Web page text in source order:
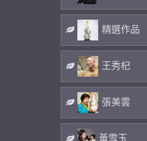
精選作品
王秀杞
張美雲
黃雪玉